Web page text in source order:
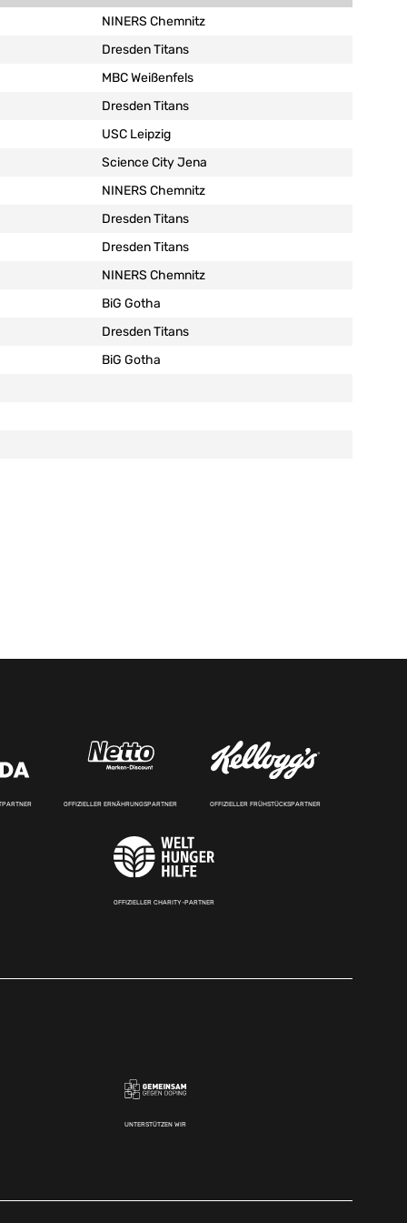
NINERS Chemnitz
Dresden Titans
MBC Weißenfels
Dresden Titans
USC Leipzig
Science City Jena
NINERS Chemnitz
Dresden Titans
Dresden Titans
NINERS Chemnitz
BiG Gotha
Dresden Titans
BiG Gotha
OFFIZIELLER ERNÄHRUNGSPARTNER OFFIZIELLER FRÜHSTÜCKSPARTNER
OFFIZIELLER CHARITY-PARTNER
UNTERSTÜTZEN WIR